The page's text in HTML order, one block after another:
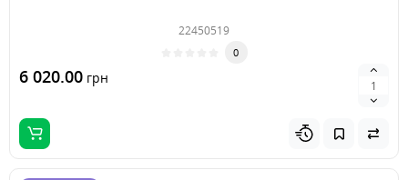
22450519
0
6 020.00 грн